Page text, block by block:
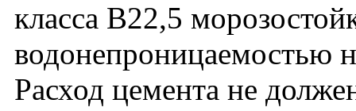
класса В22,5
Расход цемента не